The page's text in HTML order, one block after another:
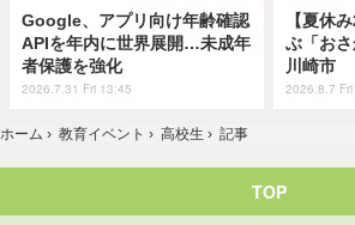
Google、アプリ向け年齢確認
APIを年内に世界展開…未成年
者保護を強化
2026.7.31 Fri 13:45
【夏休
ぶ「お
川崎市
2026.8.7
ホーム › 教育イベント › 高校生 › 記事
TOP